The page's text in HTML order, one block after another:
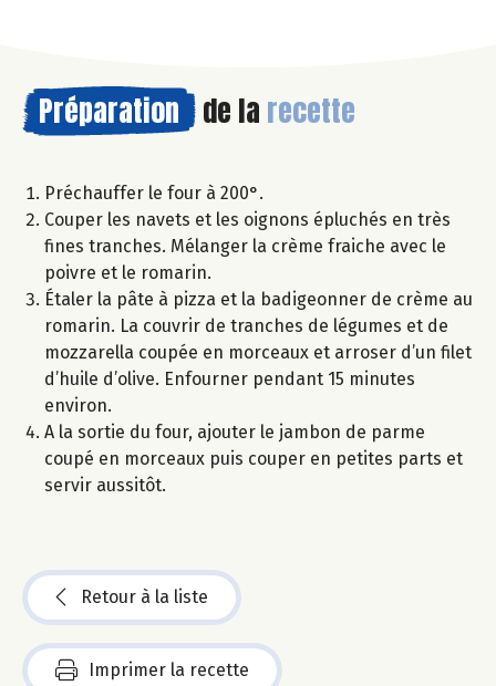
Préparation de la recette
Préchauffer le four à 200°.
Couper les navets et les oignons épluchés en très
fines tranches. Mélanger la crème fraiche avec le
poivre et le romarin.
Étaler la pâte à pizza et la badigeonner de crème au
romarin. La couvrir de tranches de légumes et de
mozzarella coupée en morceaux et arroser d’un filet
d’huile d’olive. Enfourner pendant 15 minutes
environ.
A la sortie du four, ajouter le jambon de parme
coupé en morceaux puis couper en petites parts et
servir aussitôt.
Retour à la liste
Imprimer la recette